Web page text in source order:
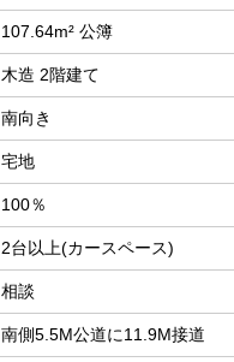
107.64m² 公簿
木造 2階建て
南向き
宅地
100％
2台以上(カースペース)
相談
南側5.5M公道に11.9M接道